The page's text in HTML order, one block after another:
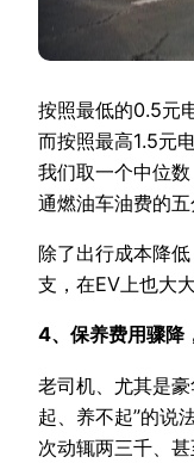
按照最低的0.5元
而按照最高1.5元
我们取一个中位
通燃油车油费的五
除了出行成本降
支，在EV上也大
4、保养费用骤降
老司机、尤其是
起、养不起”的说
次动辄两三千、